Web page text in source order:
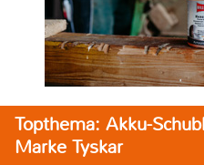
Topthema: Akku-
Marke Tyskar